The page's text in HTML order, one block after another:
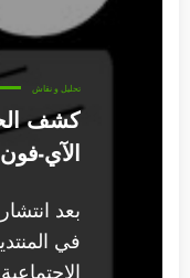
تحليل و نقاش
كشف
الآي-
بعد
في